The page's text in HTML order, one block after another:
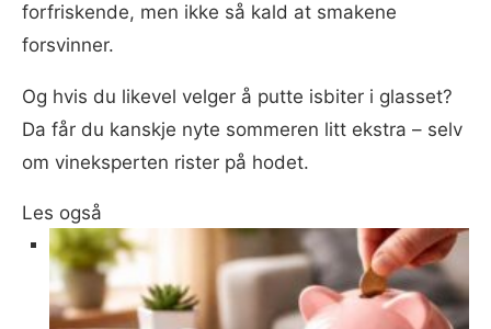
forfriskende, men ikke så kald at smakene
forsvinner.
Og hvis du likevel velger å putte isbiter i glasset?
Da får du kanskje nyte sommeren litt ekstra – selv
om vineksperten rister på hodet.
Les også